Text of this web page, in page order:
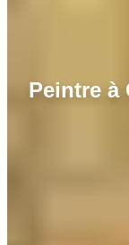
Peintre à